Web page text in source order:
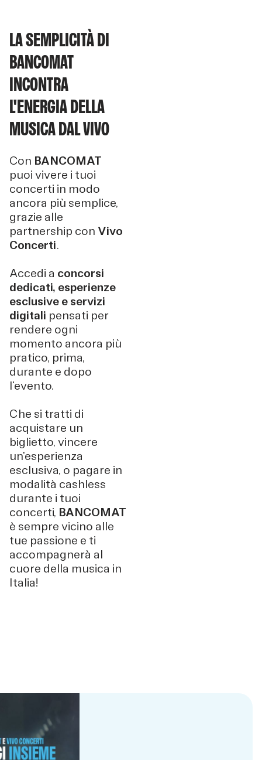
LA SEMPLICITÀ DI
BANCOMAT
INCONTRA
L'ENERGIA DELLA
MUSICA DAL VIVO
Con BANCOMAT
puoi vivere i tuoi
concerti in modo
ancora più semplice,
grazie alle
partnership con Vivo
Concerti.
Accedi a concorsi
dedicati, esperienze
esclusive e servizi
digitali pensati per
rendere ogni
momento ancora più
pratico, prima,
durante e dopo
l'evento.
Che si tratti di
acquistare un
biglietto, vincere
un'esperienza
esclusiva, o pagare in
modalità cashless
durante i tuoi
concerti, BANCOMAT
è sempre vicino alle
tue passione e ti
accompagnerà al
cuore della musica in
Italia!